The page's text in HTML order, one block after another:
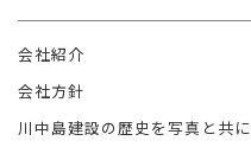
会社紹介
会社方針
川中島建設の歴史を写真と共に